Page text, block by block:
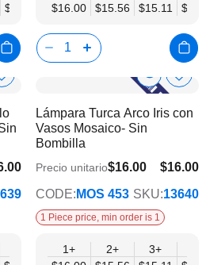
$13.00
$12.61
$12.21
$11.82
$16.00
$15.56
$15.11
Añadir
la
lista
deseos
9+
12+
15+
Show
Info la
Lámpara Turca Arco Iris con
Vasos Mosaico- Sin
Bombilla
$16.00
$12.45
Precio unitario$16.00
CODE: MOS 453 SKU:13640
1 Piece price, min order is 1
1+
2+
3+